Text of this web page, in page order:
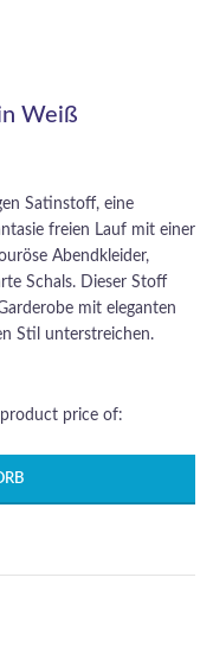
Weiß
Satinstoff, eine
freien Lauf mit einer
Abendkleider,
Schals. Dieser Stoff
mit eleganten
Stil unterstreichen.
product price of: